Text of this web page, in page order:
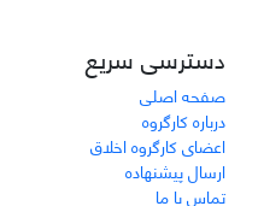
دسترسی سریع
صفحه اصلی
درباره کارگروه
اعضای کارگروه اخلاق
ارسال پیشنهاده
تماس با ما